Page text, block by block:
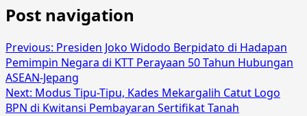
Post navigation
Previous: Presiden Joko Widodo Berpidato di Hadapan
Pemimpin Negara di KTT Perayaan 50 Tahun Hubungan
ASEAN-Jepang
Next: Modus Tipu-Tipu, Kades Mekargalih Catut Logo
BPN di Kwitansi Pembayaran Sertifikat Tanah